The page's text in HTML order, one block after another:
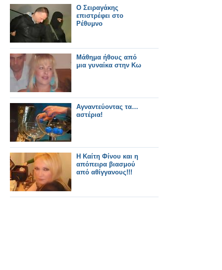
Ο Σειραγάκης
επιστρέφει στο
Ρέθυμνο
Μάθημα ήθους από
μια γυναίκα στην Κω
Αγναντεύοντας τα…
αστέρια!
Η Καίτη Φίνου και η
απόπειρα βιασμού
από αθίγγανους!!!